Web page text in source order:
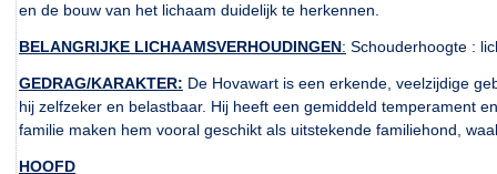
en de bouw van het lichaam duidelijk te herkennen.
BELANGRIJKE LICHAAMSVERHOUDINGEN: Schouderhoogte :
GEDRAG/KARAKTER: De Hovawart is een erkende, veelzijdige
hij zelfzeker en belastbaar. Hij heeft een gemiddeld temperament
familie maken hem vooral geschikt als uitstekende familiehond,
HOOFD